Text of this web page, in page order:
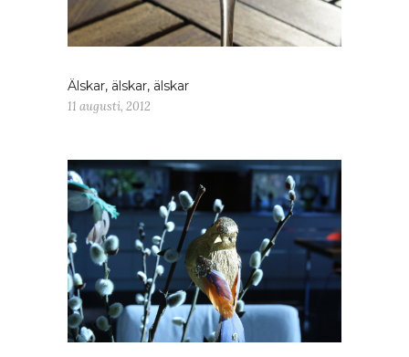
Älskar, älskar, älskar
11 augusti, 2012